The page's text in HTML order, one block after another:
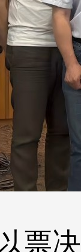
票决